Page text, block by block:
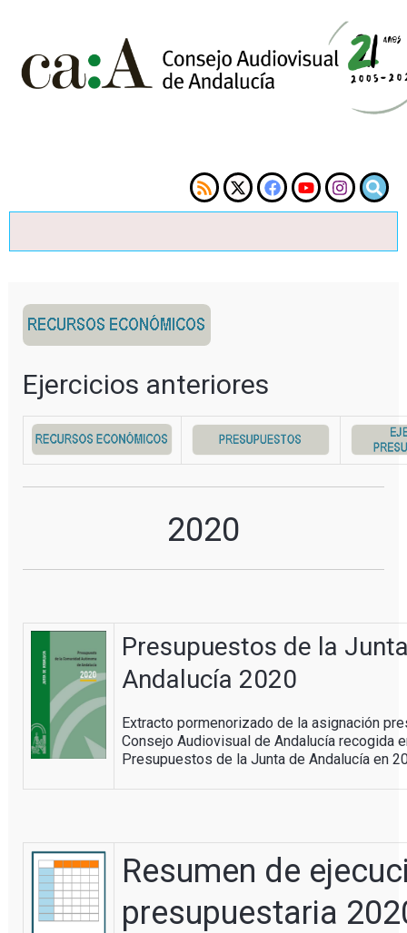
Ejercicios anteriores
2020
Presupuestos de la
Andalucía 2020
Extracto pormenorizado de la asignación
Consejo Audiovisual de Andalucía recogida
Presupuestos de la Junta de Andalucía en
Resumen de
presupuestaria